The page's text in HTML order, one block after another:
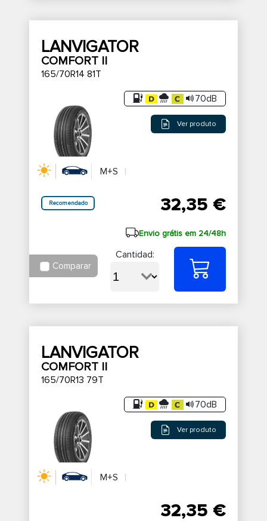
LANVIGATOR
COMFORT II
165/70R14 81T
70dB
Ver produto
M+S
Recomendado 32,35 €
Envio grátis em 24/48h
Comparar
Cantidad:
LANVIGATOR
COMFORT II
165/70R13 79T
70dB
Ver produto
M+S
32,35 €